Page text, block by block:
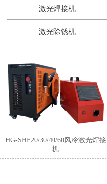
激光焊接机
激光除锈机
HG-SHF20/30/40/60风冷激光焊接
机